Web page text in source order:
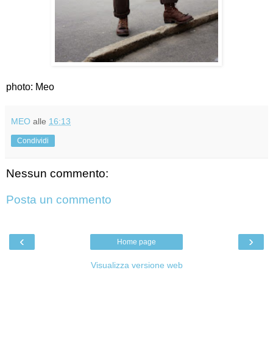
photo: Meo
MEO alle 16:13
Condividi
Nessun commento:
Posta un commento
‹ ›
Home page
Visualizza versione web